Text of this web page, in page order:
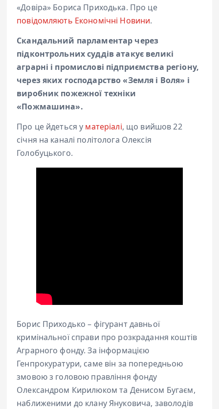
«Довіра» Бориса Приходька. Про це
повідомляють Економічні Новини.
Скандальний парламентар через
підконтрольних суддів атакує великі
аграрні і промислові підприємства регіону,
через яких господарство «Земля і Воля» і
виробник пожежної техніки
«Пожмашина».
Про це йдеться у матеріалі, що вийшов 22
січня на каналі політолога Олексія
Голобуцького.
Борис Приходько – фігурант давньої
кримінальної справи про розкрадання коштів
Аграрного фонду. За інформацією
Генпрокуратури, саме він за попередньою
змовою з головою правління фонду
Олександром Кирилюком та Денисом Бугаєм,
наближеними до клану Януковича, заволодів